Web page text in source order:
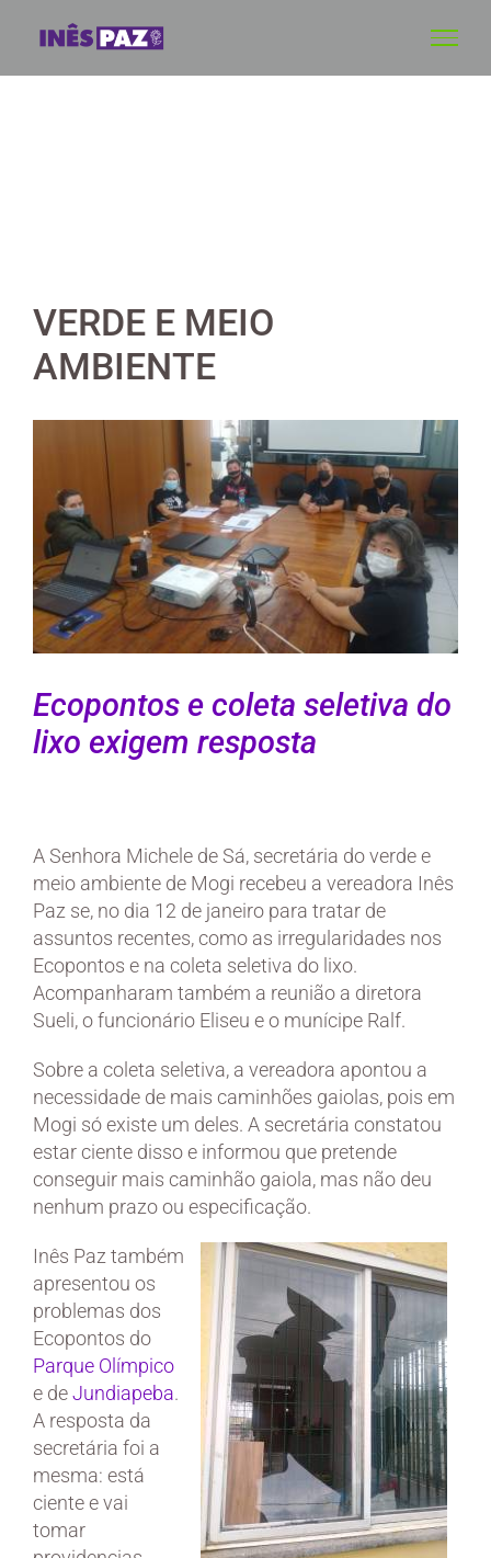
VERDE E MEIO
AMBIENTE
Image
Ecopontos e coleta seletiva do
lixo exigem resposta
A Senhora Michele de Sá, secretária do verde e
meio ambiente de Mogi recebeu a vereadora Inês
Paz se, no dia 12 de janeiro para tratar de
assuntos recentes, como as irregularidades nos
Ecopontos e na coleta seletiva do lixo.
Acompanharam também a reunião a diretora
Sueli, o funcionário Eliseu e o munícipe Ralf.
Sobre a coleta seletiva, a vereadora apontou a
necessidade de mais caminhões gaiolas, pois em
Mogi só existe um deles. A secretária constatou
estar ciente disso e informou que pretende
conseguir mais caminhão gaiola, mas não deu
nenhum prazo ou especificação.
Inês Paz também
apresentou os
problemas dos
Ecopontos do
Parque Olímpico
e deJundiapeba.
A resposta da
secretária foi a
mesma: está
ciente e vai
tomar